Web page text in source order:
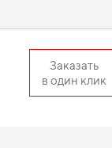
Заказать
в один клик